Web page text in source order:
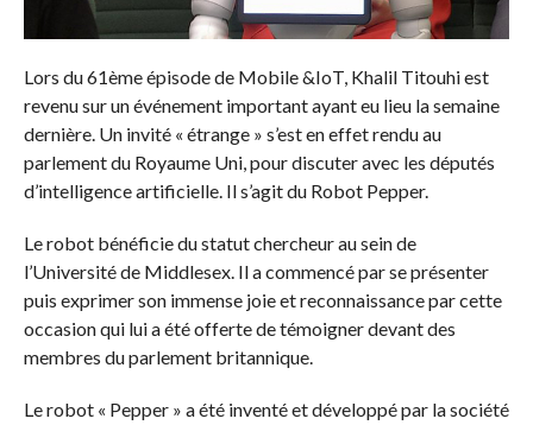
Lors du 61ème épisode de Mobile &IoT, Khalil Titouhi est
revenu sur un événement important ayant eu lieu la semaine
dernière. Un invité « étrange » s’est en effet rendu au
parlement du Royaume Uni, pour discuter avec les députés
d’intelligence artificielle. Il s’agit du Robot Pepper.
Le robot bénéficie du statut chercheur au sein de
l’Université de Middlesex. Il a commencé par se présenter
puis exprimer son immense joie et reconnaissance par cette
occasion qui lui a été offerte de témoigner devant des
membres du parlement britannique.
Le robot « Pepper » a été inventé et développé par la société